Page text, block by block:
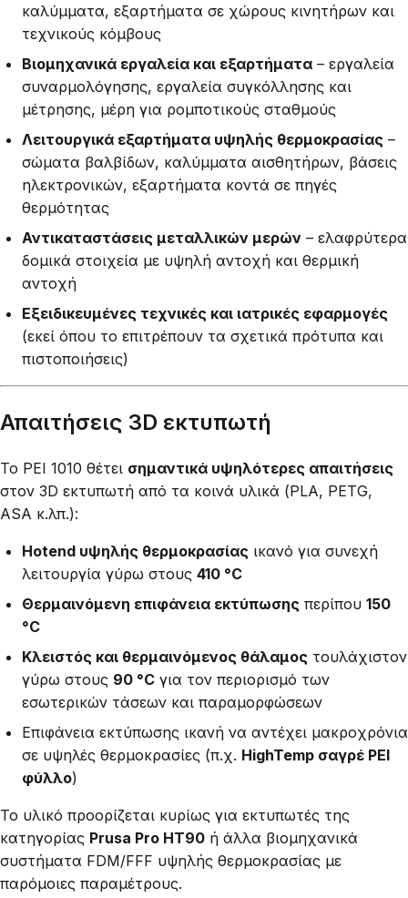
καλύμματα, εξαρτήματα σε χώρους κινητήρων και
τεχνικούς κόμβους
Βιομηχανικά εργαλεία και εξαρτήματα – εργαλεία
συναρμολόγησης, εργαλεία συγκόλλησης και
μέτρησης, μέρη για ρομποτικούς σταθμούς
Λειτουργικά εξαρτήματα υψηλής θερμοκρασίας –
σώματα βαλβίδων, καλύμματα αισθητήρων, βάσεις
ηλεκτρονικών, εξαρτήματα κοντά σε πηγές
θερμότητας
Αντικαταστάσεις μεταλλικών μερών – ελαφρύτερα
δομικά στοιχεία με υψηλή αντοχή και θερμική
αντοχή
Εξειδικευμένες τεχνικές και ιατρικές εφαρμογές
(εκεί όπου το επιτρέπουν τα σχετικά πρότυπα και
πιστοποιήσεις)
Απαιτήσεις 3D εκτυπωτή
Το PEI 1010 θέτει σημαντικά υψηλότερες απαιτήσεις
στον 3D εκτυπωτή από τα κοινά υλικά (PLA, PETG,
ASA κ.λπ.):
Hotend υψηλής θερμοκρασίας ικανό για συνεχή
λειτουργία γύρω στους 410 °C
Θερμαινόμενη επιφάνεια εκτύπωσης περίπου 150
°C
Κλειστός και θερμαινόμενος θάλαμος τουλάχιστον
γύρω στους 90 °C για τον περιορισμό των
εσωτερικών τάσεων και παραμορφώσεων
Επιφάνεια εκτύπωσης ικανή να αντέχει μακροχρόνια
σε υψηλές θερμοκρασίες (π.χ. HighTemp σαγρέ PEI
φύλλο)
Το υλικό προορίζεται κυρίως για εκτυπωτές της
κατηγορίας Prusa Pro HT90 ή άλλα βιομηχανικά
συστήματα FDM/FFF υψηλής θερμοκρασίας με
παρόμοιες παραμέτρους.